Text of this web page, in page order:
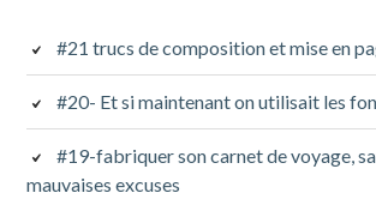
subsidiaire
#21 trucs de composition et mise en
#20- Et si maintenant on utilisait les
#19-fabriquer son carnet de voyage,
mauvaises excuses